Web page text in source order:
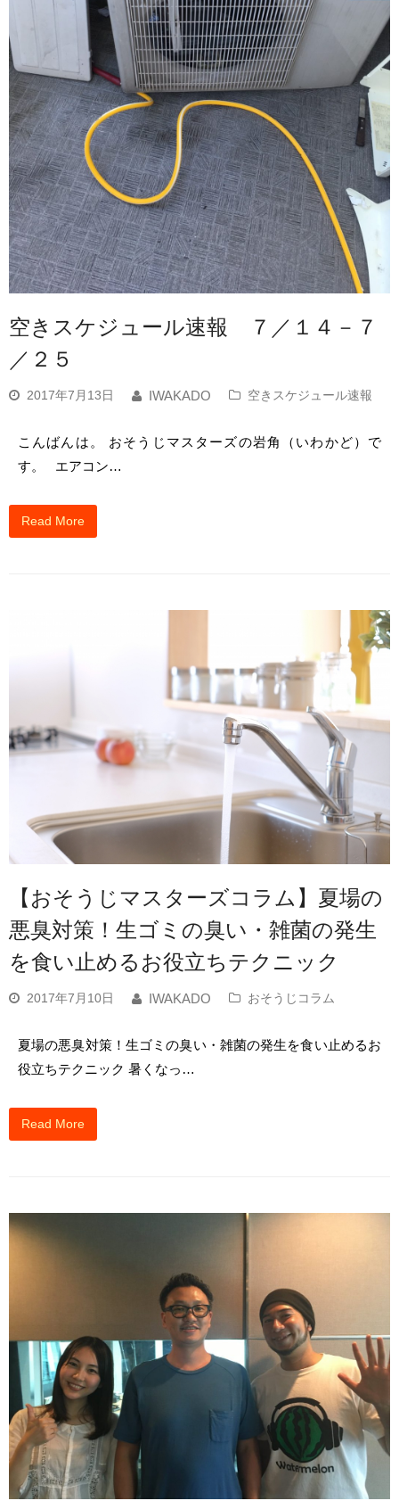
空きスケジュール速報 ７／１４－７
／２５
2017年7月13日 IWAKADO 空きスケジュール速報
こんばんは。 おそうじマスターズの岩角（いわかど）で
す。 エアコン…
Read More
【おそうじマスターズコラム】夏場の
悪臭対策！生ゴミの臭い・雑菌の発生
を食い止めるお役立ちテクニック
2017年7月10日 IWAKADO おそうじコラム
夏場の悪臭対策！生ゴミの臭い・雑菌の発生を食い止めるお
役立ちテクニック 暑くなっ…
Read More